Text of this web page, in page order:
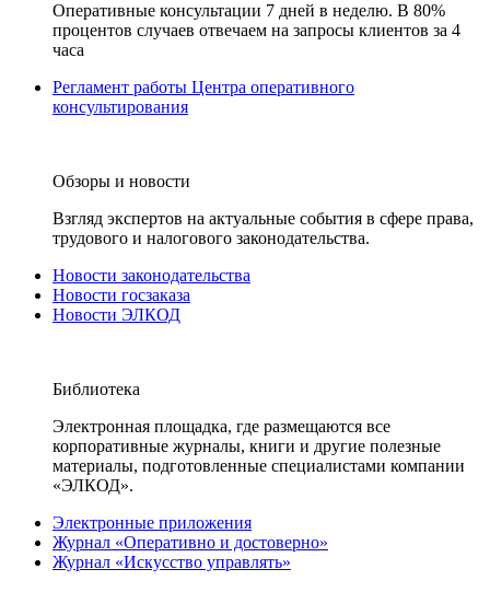
Оперативные консультации 7 дней в неделю. В 80%
процентов случаев отвечаем на запросы клиентов за 4
часа
Регламент работы Центра оперативного
консультирования
Обзоры и новости
Взгляд экспертов на актуальные события в сфере права,
трудового и налогового законодательства.
Новости законодательства
Новости госзаказа
Новости ЭЛКОД
Библиотека
Электронная площадка, где размещаются все
корпоративные журналы, книги и другие полезные
материалы, подготовленные специалистами компании
«ЭЛКОД».
Электронные приложения
Журнал «Оперативно и достоверно»
Журнал «Искусство управлять»